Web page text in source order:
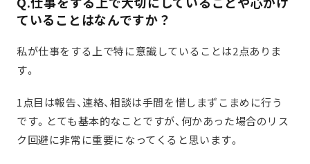
ていることはなんですか？
私が仕事をする上で特に意識していることは2点ありま
す。
1点目は報告、連絡、相談は手間を惜しまずこまめに行う
です。とても基本的なことですが、何かあった場合のリス
ク回避に非常に重要になってくると思います。